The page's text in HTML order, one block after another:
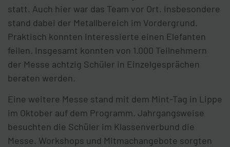
statt. Auch hier war das Team vor Ort. Insbesondere
stand dabei der Metallbereich im Vordergrund.
Praktisch konnten Interessierte einen Elefanten
feilen. Insgesamt konnten von 1.000 Teilnehmern
der Messe achtzig Schüler in Einzelgesprächen
beraten werden.
Eine weitere Messe stand mit dem Mint-Tag in Lippe
im Oktober auf dem Programm. Jahrgangsweise
besuchten die Schüler im Klassenverbund die
Messe. Workshops und Mitmachangebote sorgten